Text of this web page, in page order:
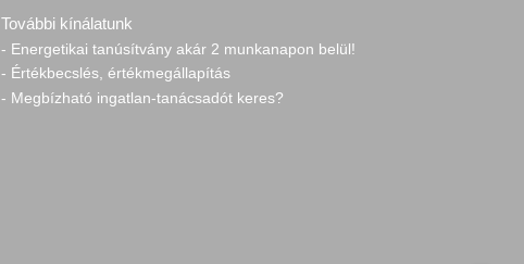
További kínálatunk
- Energetikai tanúsítvány akár 2 munkanapon belül!
- Értékbecslés, értékmegállapítás
- Megbízható ingatlan-tanácsadót keres?